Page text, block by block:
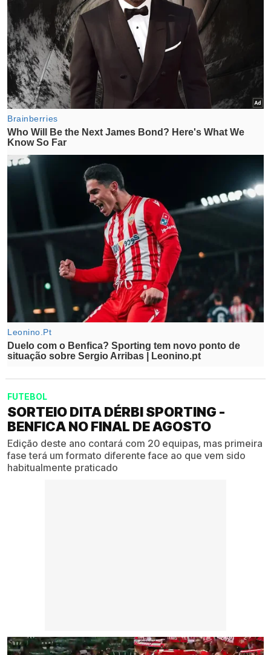
FUTEBOL
SORTEIO DITA DÉRBI SPORTING -
BENFICA NO FINAL DE AGOSTO
Edição deste ano contará com 20 equipas, mas primeira
fase terá um formato diferente face ao que vem sido
habitualmente praticado